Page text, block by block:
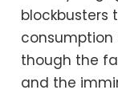
blockbusters
consumption
though the
and the